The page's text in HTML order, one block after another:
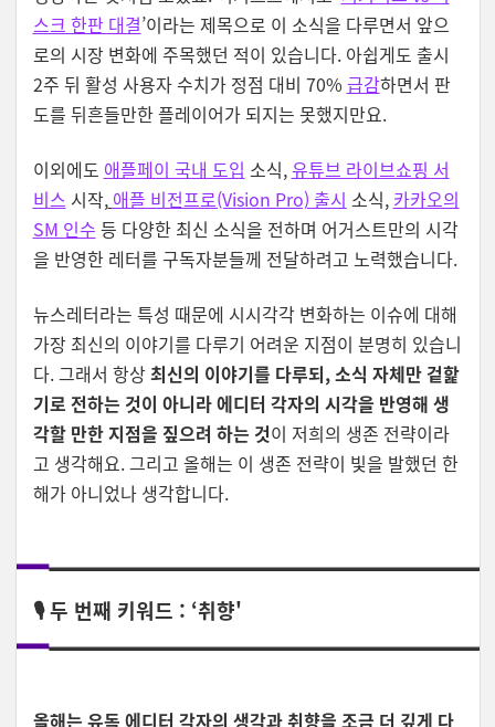
스크 한판 대결’이라는 제목으로 이 소식을 다루면서 앞으
로의 시장 변화에 주목했던 적이 있습니다. 아쉽게도 출시
2주 뒤 활성 사용자 수치가 정점 대비 70% 급감하면서 판
도를 뒤흔들만한 플레이어가 되지는 못했지만요.
이외에도 애플페이 국내 도입 소식,유튜브 라이브쇼핑 서
비스 시작, 애플 비전프로(Vision Pro) 출시 소식, 카카오의
SM 인수 등 다양한 최신 소식을 전하며 어거스트만의 시각
을 반영한 레터를 구독자분들께 전달하려고 노력했습니다.
뉴스레터라는 특성 때문에 시시각각 변화하는 이슈에 대해
가장 최신의 이야기를 다루기 어려운 지점이 분명히 있습니
다. 그래서 항상최신의 이야기를 다루되, 소식 자체만 겉핥
기로 전하는 것이 아니라 에디터 각자의 시각을 반영해 생
각할 만한 지점을 짚으려 하는 것이 저희의 생존 전략이라
고 생각해요. 그리고 올해는 이 생존 전략이 빛을 발했던 한
해가 아니었나 생각합니다.
🎙️두 번째 키워드 : ‘취향'
올해는 유독 에디터 각자의 생각과 취향을 조금 더 깊게 다